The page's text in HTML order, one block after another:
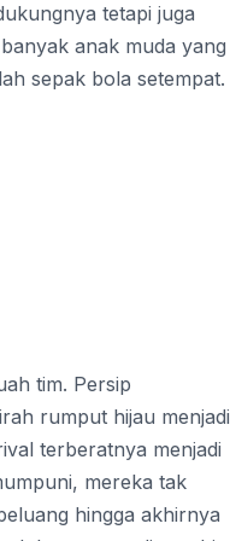
tetapi juga
anak muda yang
sepak bola setempat.
tim. Persip
rumput hijau menjadi
terberatnya menjadi
mereka tak
hingga akhirnya